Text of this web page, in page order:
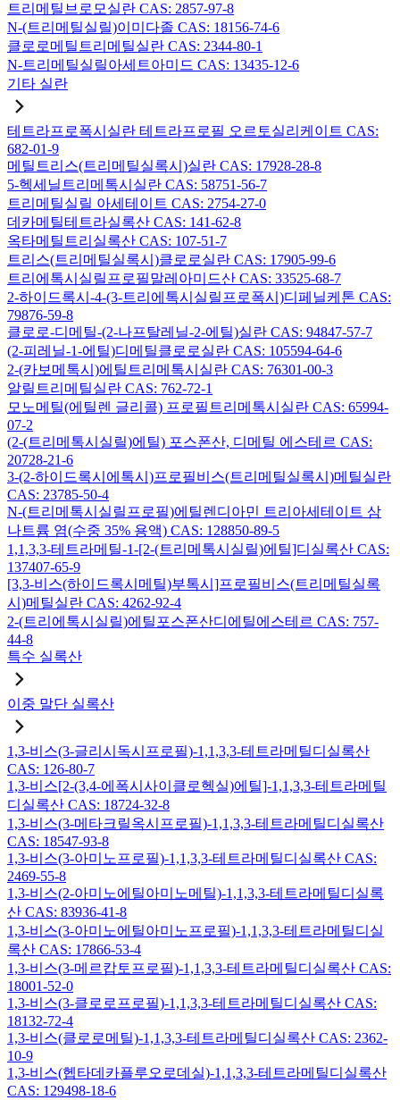
트리메틸브로모실란 CAS: 2857-97-8
N-(트리메틸실릴)이미다졸 CAS: 18156-74-6
클로로메틸트리메틸실란 CAS: 2344-80-1
N-트리메틸실릴아세트아미드 CAS: 13435-12-6
기타 실란
테트라프로폭시실란 테트라프로필 오르토실리케이트 CAS:
682-01-9
메틸트리스(트리메틸실록시)실란 CAS: 17928-28-8
5-헥세닐트리메톡시실란 CAS: 58751-56-7
트리메틸실릴 아세테이트 CAS: 2754-27-0
데카메틸테트라실록산 CAS: 141-62-8
옥타메틸트리실록산 CAS: 107-51-7
트리스(트리메틸실록시)클로로실란 CAS: 17905-99-6
트리에톡시실릴프로필말레아미드산 CAS: 33525-68-7
2-하이드록시-4-(3-트리에톡시실릴프로폭시)디페닐케톤 CAS:
79876-59-8
클로로-디메틸-(2-나프탈레닐-2-에틸)실란 CAS: 94847-57-7
(2-피레닐-1-에틸)디메틸클로로실란 CAS: 105594-64-6
2-(카보메톡시)에틸트리메톡시실란 CAS: 76301-00-3
알릴트리메틸실란 CAS: 762-72-1
모노메틸(에틸렌 글리콜) 프로필트리메톡시실란 CAS: 65994-
07-2
(2-(트리메톡시실릴)에틸) 포스폰산, 디메틸 에스테르 CAS:
20728-21-6
3-(2-하이드록시에톡시)프로필비스(트리메틸실록시)메틸실란
CAS: 23785-50-4
N-(트리메톡시실릴프로필)에틸렌디아민 트리아세테이트 삼
나트륨 염(수중 35% 용액) CAS: 128850-89-5
1,1,3,3-테트라메틸-1-[2-(트리메톡시실릴)에틸]디실록산 CAS:
137407-65-9
[3,3-비스(하이드록시메틸)부톡시]프로필비스(트리메틸실록
시)메틸실란 CAS: 4262-92-4
2-(트리에톡시실릴)에틸포스폰산디에틸에스테르 CAS: 757-
44-8
특수 실록산
이중 말단 실록산
1,3-비스(3-글리시독시프로필)-1,1,3,3-테트라메틸디실록산
CAS: 126-80-7
1,3-비스[2-(3,4-에폭시사이클로헥실)에틸]-1,1,3,3-테트라메틸
디실록산 CAS: 18724-32-8
1,3-비스(3-메타크릴옥시프로필)-1,1,3,3-테트라메틸디실록산
CAS: 18547-93-8
1,3-비스(3-아미노프로필)-1,1,3,3-테트라메틸디실록산 CAS:
2469-55-8
1,3-비스(2-아미노에틸아미노메틸)-1,1,3,3-테트라메틸디실록
산 CAS: 83936-41-8
1,3-비스(3-아미노에틸아미노프로필)-1,1,3,3-테트라메틸디실
록산 CAS: 17866-53-4
1,3-비스(3-메르캅토프로필)-1,1,3,3-테트라메틸디실록산 CAS:
18001-52-0
1,3-비스(3-클로로프로필)-1,1,3,3-테트라메틸디실록산 CAS:
18132-72-4
1,3-비스(클로로메틸)-1,1,3,3-테트라메틸디실록산 CAS: 2362-
10-9
1,3-비스(헵타데카플루오로데실)-1,1,3,3-테트라메틸디실록산
CAS: 129498-18-6